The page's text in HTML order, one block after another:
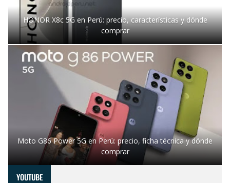
HONOR X8c 5G en Perú: precio, características y dónde
comprar
Moto G86 Power 5G en Perú: precio, ficha técnica y dónde
comprar
YOUTUBE